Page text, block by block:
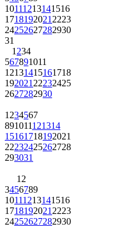
10111213141516
1718192021 2223
24252627282930
31
1 234
567891011
12131415161718
192021 22232425
2627282930
1 234567
891011121314
15161718192021
22232425262728
293031
1 2
3456789
10111213141516
1718192021 2223
24252627282930